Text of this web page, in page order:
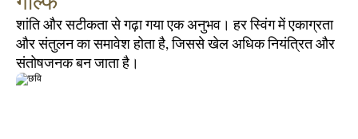
शांति और सटीकता से गढ़ा गया एक अनुभव। हर स्विंग में एकाग्रता
और संतुलन का समावेश होता है, जिससे खेल अधिक नियंत्रित और
संतोषजनक बन जाता है।